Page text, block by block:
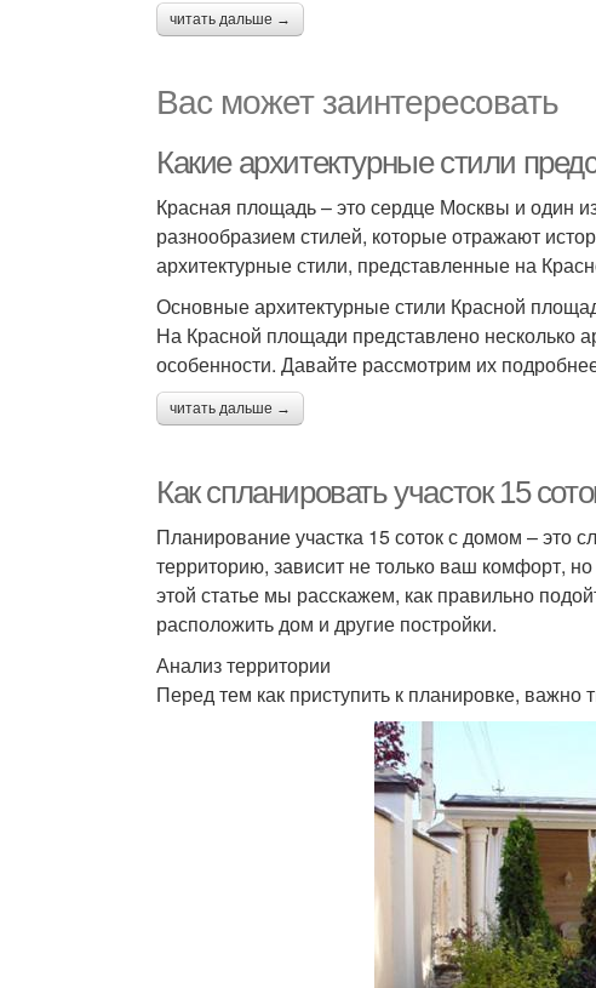
читать дальше →
Вас может заинтересовать
Какие архитектурные стили
Красная площадь – это сердце Москвы и один
разнообразием стилей, которые отражают
архитектурные стили, представленные на
Основные архитектурные стили Красной
На Красной площади представлено несколько
особенности. Давайте рассмотрим их
читать дальше →
Как спланировать участок 15
Планирование участка 15 соток с домом – это
территорию, зависит не только ваш комфорт,
этой статье мы расскажем, как правильно
расположить дом и другие постройки.
Анализ территории
Перед тем как приступить к планировке, важно